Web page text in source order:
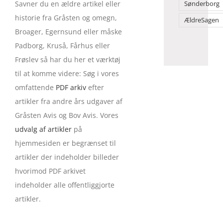
Savner du en ældre artikel eller
historie fra Gråsten og omegn,
Broager, Egernsund eller måske
Padborg, Kruså, Fårhus eller
Frøslev så har du her et værktøj
til at komme videre: Søg i vores
omfattende PDF arkiv efter
artikler fra andre års udgaver af
Gråsten Avis og Bov Avis. Vores
udvalg af artiklerpå
hjemmesiden er begrænset til
artikler der indeholder billeder
hvorimod PDF arkivet
indeholder alle offentliggjorte
artikler.
Sønderborg
ÆldreSagen